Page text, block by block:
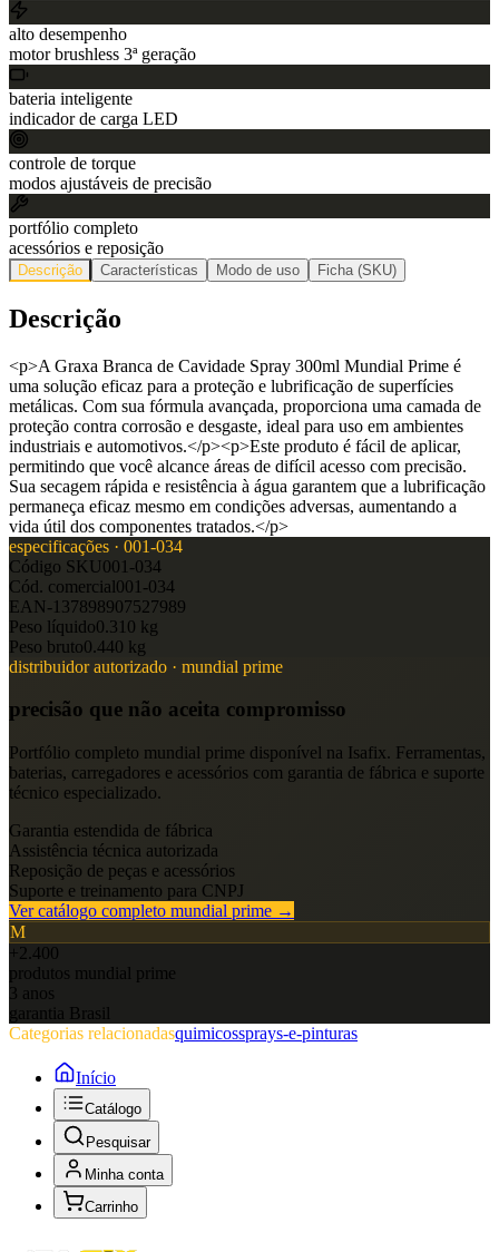
alto desempenho
motor brushless 3ª geração
bateria inteligente
indicador de carga LED
controle de torque
modos ajustáveis de precisão
portfólio completo
acessórios e reposição
Descrição Características Modo de uso Ficha (SKU)
Descrição
<p>A Graxa Branca de Cavidade Spray 300ml Mundial Prime é
uma solução eficaz para a proteção e lubrificação de superfícies
metálicas. Com sua fórmula avançada, proporciona uma camada de
proteção contra corrosão e desgaste, ideal para uso em ambientes
industriais e automotivos.</p><p>Este produto é fácil de aplicar,
permitindo que você alcance áreas de difícil acesso com precisão.
Sua secagem rápida e resistência à água garantem que a lubrificação
permaneça eficaz mesmo em condições adversas, aumentando a
vida útil dos componentes tratados.</p>
especificações · 001-034
Código SKU001-034
Cód. comercial001-034
EAN-137898907527989
Peso líquido0.310 kg
Peso bruto0.440 kg
distribuidor autorizado · mundial prime
precisão que não aceita compromisso
Portfólio completo mundial prime disponível na Isafix. Ferramentas,
baterias, carregadores e acessórios com garantia de fábrica e suporte
técnico especializado.
Garantia estendida de fábrica
Assistência técnica autorizada
Reposição de peças e acessórios
Suporte e treinamento para CNPJ
Ver catálogo completo mundial prime →
M
+2.400
produtos mundial prime
3 anos
garantia Brasil
Categorias relacionadasquimicossprays-e-pinturas
Início
Catálogo
Pesquisar
Minha conta
Carrinho